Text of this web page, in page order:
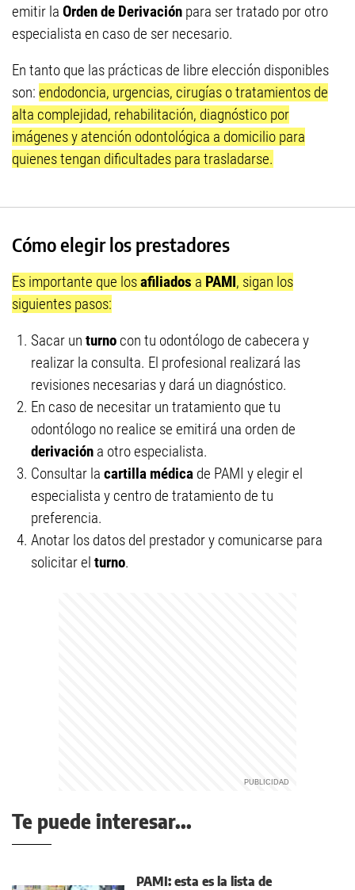
emitir la Orden de Derivación para ser tratado por otro
especialista en caso de ser necesario.
En tanto que las prácticas de libre elección disponibles
son: endodoncia, urgencias, cirugías o tratamientos de
alta complejidad, rehabilitación, diagnóstico por
imágenes y atención odontológica a domicilio para
quienes tengan dificultades para trasladarse.
Cómo elegir los prestadores
Es importante que losafiliados a PAMI, sigan los
siguientes pasos:
Sacar un turno con tu odontólogo de cabecera y
realizar la consulta. El profesional realizará las
revisiones necesarias y dará un diagnóstico.
En caso de necesitar un tratamiento que tu
odontólogo no realice se emitirá una orden de
derivación a otro especialista.
Consultar la cartilla médica de PAMI y elegir el
especialista y centro de tratamiento de tu
preferencia.
Anotar los datos del prestador y comunicarse para
solicitar el turno.
Te puede interesar...
PAMI: esta es la lista de